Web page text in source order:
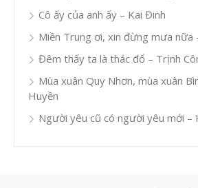
Cô ấy của anh ấy – Kai Đinh
Miền Trung ơi, xin đừng mưa nữa
Đêm thấy ta là thác đổ – Trịnh
Mùa xuân Quy Nhơn, mùa xuân
Huyền
Người yêu cũ có người yêu mới